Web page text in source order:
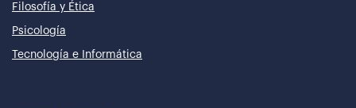
Filosofía y Ética
Psicología
Tecnología e Informática